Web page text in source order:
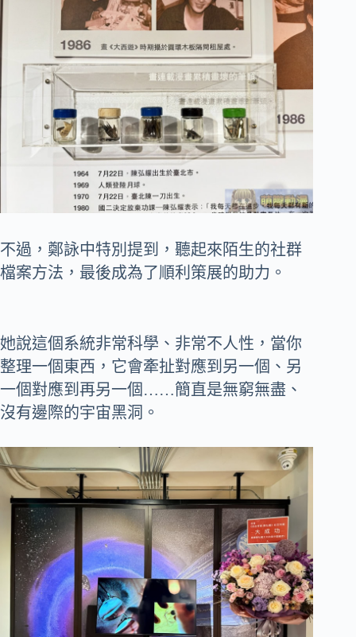
不過，鄭詠中特別提到，聽起來陌生的社群
檔案方法，最後成為了順利策展的助力。
她說這個系統非常科學、非常不人性，當你
整理一個東西，它會牽扯對應到另一個、另
一個對應到再另一個……簡直是無窮無盡、
沒有邊際的宇宙黑洞。